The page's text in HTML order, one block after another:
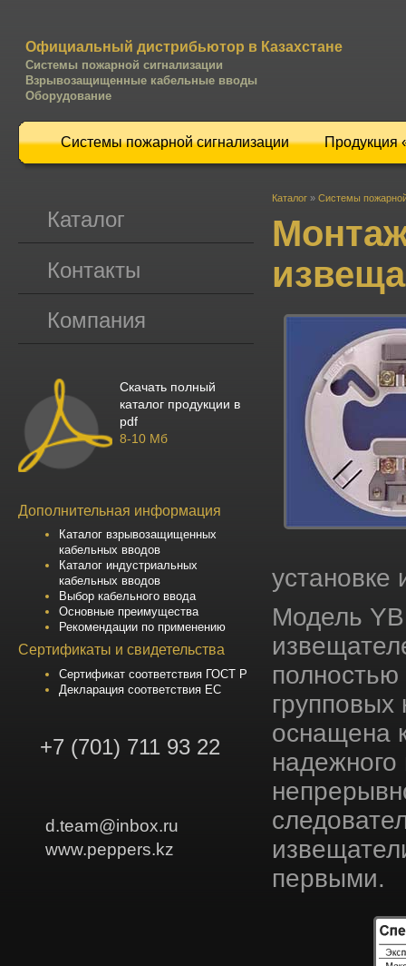
Официальный дистрибьютор в Казахстане
Системы пожарной сигнализации
Взрывозащищенные кабельные вводы
Оборудование
Системы пожарной сигнализации Продукция
Каталог» Системы
установке
Модель
оснащена
первыми.
Каталог
Контакты
Компания
Скачать полный
каталог продукции в
pdf
8-10 Мб
Дополнительная информация
Каталог взрывозащищенных
кабельных вводов
Каталог индустриальных
кабельных вводов
Выбор кабельного ввода
Основные преимущества
Рекомендации по применению
Сертификаты и свидетельства
Сертификат соответствия ГОСТ Р
Декларация соответствия ЕС
+7 (701) 711 93 22
d.team@inbox.ru
www.peppers.kz